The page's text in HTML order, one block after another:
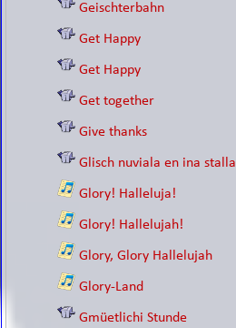
Geischterbahn
Get Happy
Get Happy
Get together
Give thanks
Glisch nuviala en ina stalla
Glory! Halleluja!
Glory! Hallelujah!
Glory, Glory Hallelujah
Glory-Land
Gmüetlichi Stunde